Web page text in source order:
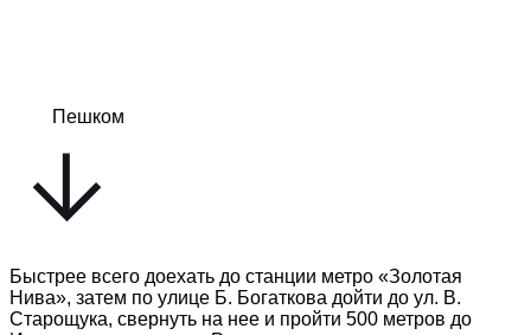
Пешком
Быстрее всего доехать до станции метро «Золотая
Нива», затем по улице Б. Богаткова дойти до ул. В.
Старощука, свернуть на нее и пройти 500 метров до